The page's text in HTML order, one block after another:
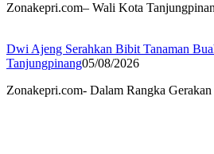
Zonakepri.com– Wali Kota
Dwi Ajeng Serahkan Bibit Tanaman
Tanjungpinang05/08/2026
Zonakepri.com- Dalam Rangka